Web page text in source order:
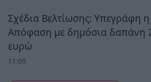
Σχέδια Βελτίωσης: Υπεγράφη
Απόφαση με δημόσια δαπάνη
ευρώ
11:09